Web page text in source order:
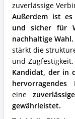
zuverlässige
Außerdem ist
und sicher für
nachhaltige Wahl.
stärkt die
und Zugfestigkeit.
Kandidat, der in
hervorragendes
eine
gewährleistet.